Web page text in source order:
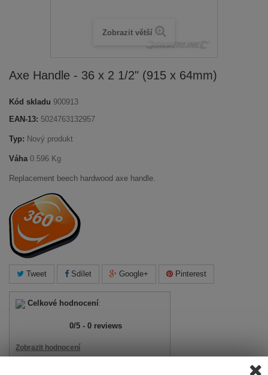
Zobrazit větší
Axe Handle - 36 x 2 1/2" (915 x 64mm)
Kód skladu 900913
EAN-13: 5024763132957
Typ: Nový produkt
Váha 0.596 Kg
Replacement beech hardwood axe handle.
Tweet Sdílet Google+ Pinterest
Celkové hodnocení:
0/5 - 0 reviews
Zobrazit hodnocení